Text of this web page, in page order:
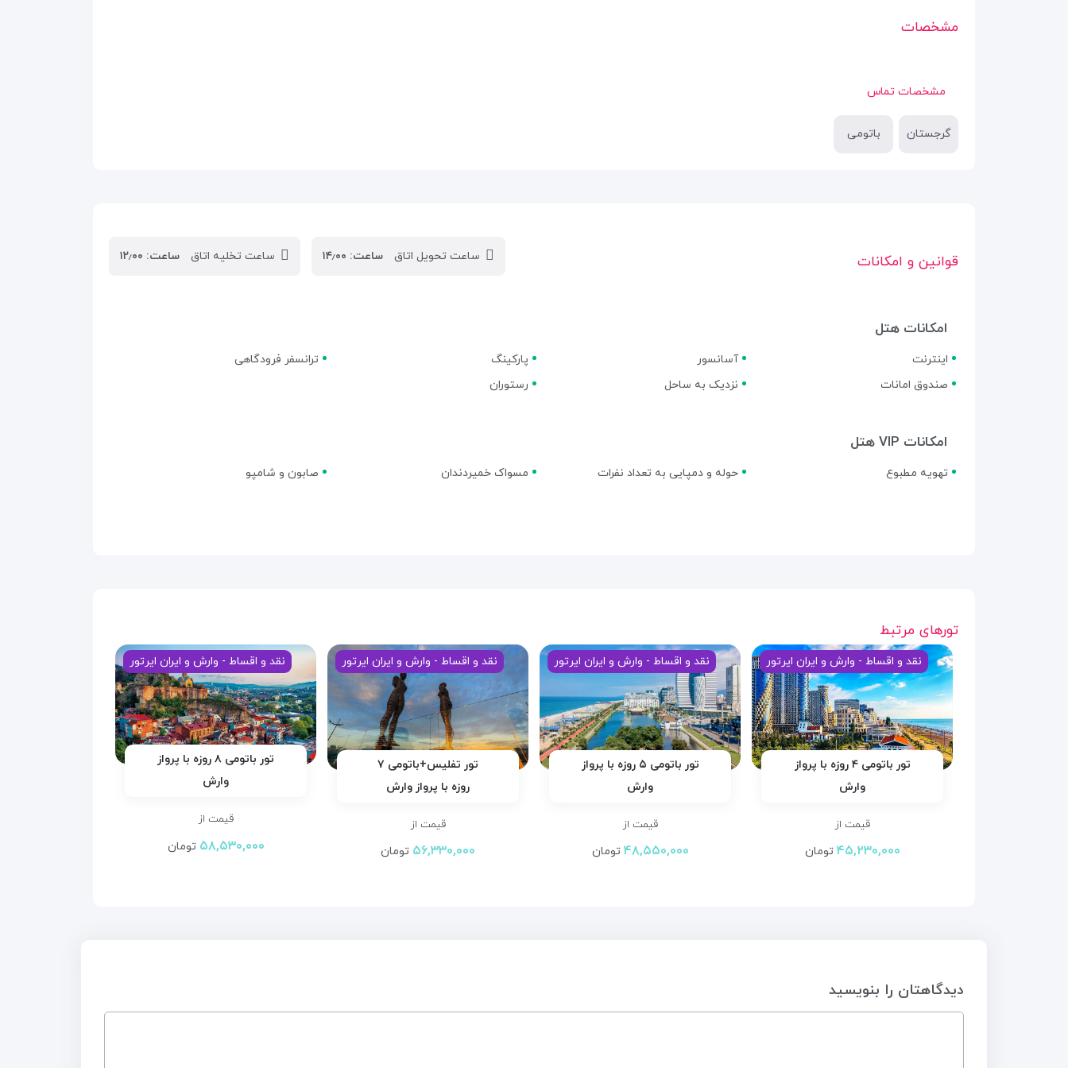
مشخصات
مشخصات تماس
گرجستان باتومی
قوانین و امکانات ساعت تحویل اتاق ساعت: ۱۴٫۰۰ ساعت تخلیه اتاق ساعت: ۱۲٫۰۰
امکانات هتل
اینترنت آسانسور پارکینگ
ترانسفر فرودگاهی
صندوق امانات
نزدیک به ساحل رستوران
امکانات VIP هتل
تهویه مطبوع حوله و دمپایی به تعداد نفرات مسواک خمیردندان صابون و شامپو
تورهای مرتبط
نقد و اقساط - وارش و ایران ایرتور
تور باتومی ۴ روزه با پرواز
وارش
قیمت از
۴۵,۲۳۰,۰۰۰ تومان
نقد و اقساط - وارش و ایران ایرتور
تور باتومی ۵ روزه با پرواز
وارش
قیمت از
۴۸,۵۵۰,۰۰۰ تومان
نقد و اقساط - وارش و ایران ایرتور
تور تفلیس+باتومی ۷
روزه با پرواز وارش
قیمت از
۵۶,۳۳۰,۰۰۰ تومان
نقد و اقساط - وارش و ایران ایرتور
تور باتومی ۸ روزه با پرواز
وارش
قیمت از
۵۸,۵۳۰,۰۰۰ تومان
دیدگاهتان را بنویسید